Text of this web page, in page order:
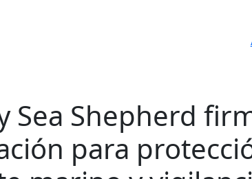
Sea Shepherd
para